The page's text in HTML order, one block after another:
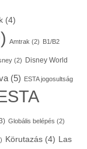
(4)
Amtrak (2) B1/B2
(2) Disney World
(5) ESTA jogosultság
Globális belépés (2)
Körutazás (4) Las